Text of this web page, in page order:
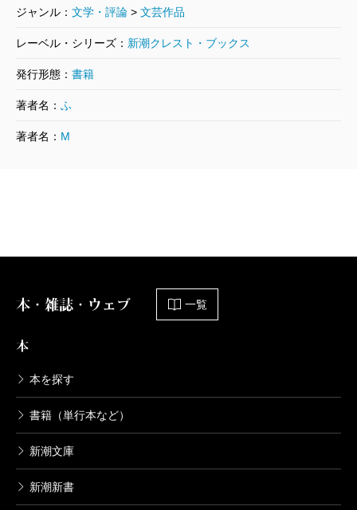
鳥」は、作者自身を思わせる語り手が、みずからの家
れたときには、作者マカーイの「回想録」、つまりは
ノンフィクションに分類されていた。それが今度は、
一語たりとも修正されることなく、フィクションとし
ようにして発せられるそれらの問いは、掌篇の前後に
置かれた作品にも波及していく。
そのなかで、生き延びるためにみずからを偽る登場
穏な時代において、彼らは虚構の自己を作り上げ、そ
うすることでみずからを守ろうとする。短いながらも
した「騙り」が宇宙という次元にまで拡張されて語ら
れる。あるいは、「十字架」のように、一見して平穏
ジャンル： 文学・評論 > 文芸作品
レーベル・シリーズ： 新潮クレスト・ブックス
発行形態： 書籍
著者名： ふ
著者名： M
本・雑誌・ウェブ 一覧
本
本を探す
書籍（単行本など）
新潮文庫
新潮新書